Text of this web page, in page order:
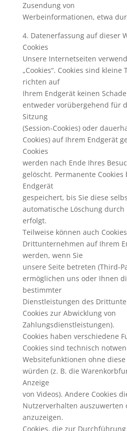
Zusendung von
Werbeinformationen, etwa
4. Datenerfassung auf dieser
Cookies
Unsere Internetseiten
„Cookies“. Cookies sind kleine
richten auf
Ihrem Endgerät keinen
entweder vorübergehend für
Sitzung
(Session-Cookies) oder
Cookies) auf Ihrem Endgerät
Cookies
werden nach Ende Ihres
gelöscht. Permanente
Endgerät
gespeichert, bis Sie diese
automatische Löschung
erfolgt.
Teilweise können auch
Drittunternehmen auf Ihrem
werden, wenn Sie
unsere Seite betreten (Third-
ermöglichen uns oder Ihnen
bestimmter
Dienstleistungen des
Cookies zur Abwicklung von
Zahlungsdienstleistungen).
Cookies haben verschiedene
Cookies sind technisch
Websitefunktionen ohne
würden (z. B. die
Anzeige
von Videos). Andere Cookies
Nutzerverhalten auszuwerten
anzuzeigen.
Cookies, die zur